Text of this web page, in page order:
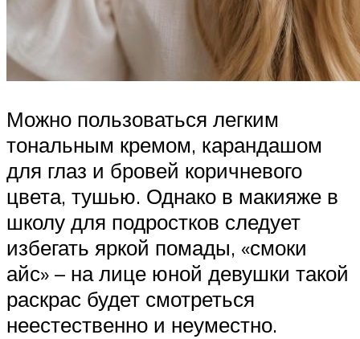
Можно пользоваться легким
тональным кремом, карандашом
для глаз и бровей коричневого
цвета, тушью. Однако в макияже в
школу для подростков следует
избегать яркой помады, «смоки
айс» – на лице юной девушки такой
раскрас будет смотреться
неестественно и неуместно.